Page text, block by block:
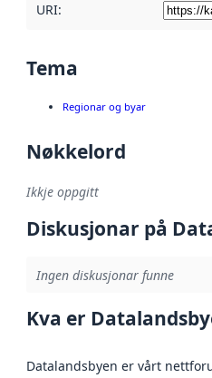
URI:
Tema
Regionar og byar
Nøkkelord
Ikkje oppgitt
Diskusjonar på
Ingen diskusjonar funne
Kva er
Datalandsbyen er vårt